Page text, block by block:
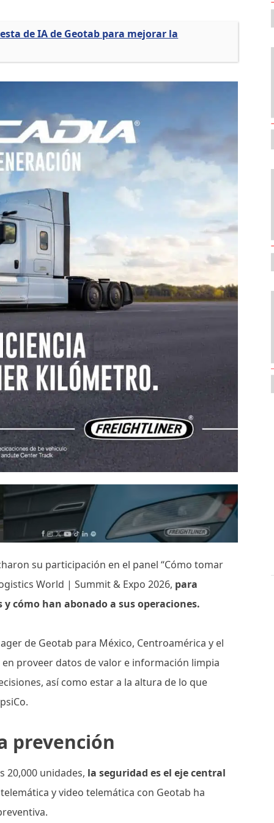
de IA de Geotab para mejorar la
su participación en el panel “Cómo tomar
World | Summit & Expo 2026, para
cómo han abonado a sus operaciones.
de Geotab para México, Centroamérica y el
proveer datos de valor e información limpia
así como estar a la altura de lo que
prevención
20,000 unidades, la seguridad es el eje central
y video telemática con Geotab ha